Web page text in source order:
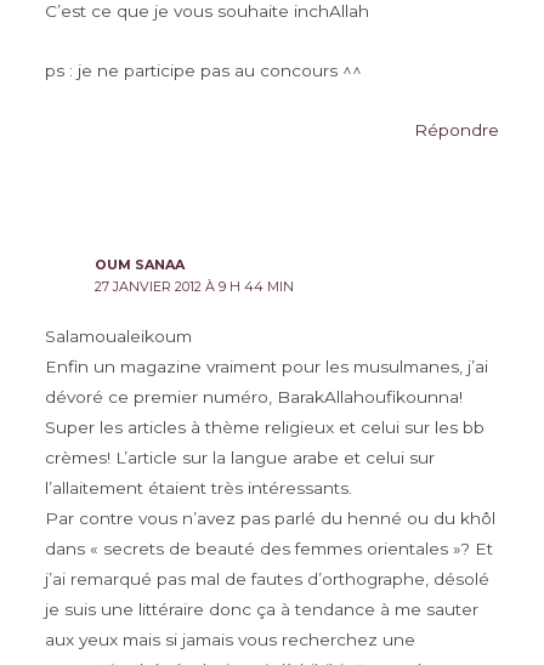
C’est ce que je vous souhaite inchAllah
ps : je ne participe pas au concours ^^
Répondre
OUM SANAA
27 JANVIER 2012 À 9 H 44 MIN
Salamoualeikoum
Enfin un magazine vraiment pour les musulmanes, j’ai
dévoré ce premier numéro, BarakAllahoufikounna!
Super les articles à thème religieux et celui sur les bb
crèmes! L’article sur la langue arabe et celui sur
l’allaitement étaient très intéressants.
Par contre vous n’avez pas parlé du henné ou du khôl
dans « secrets de beauté des femmes orientales »? Et
j’ai remarqué pas mal de fautes d’orthographe, désolé
je suis une littéraire donc ça à tendance à me sauter
aux yeux mais si jamais vous recherchez une